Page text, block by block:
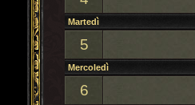
Martedì
5
Mercoledì
6